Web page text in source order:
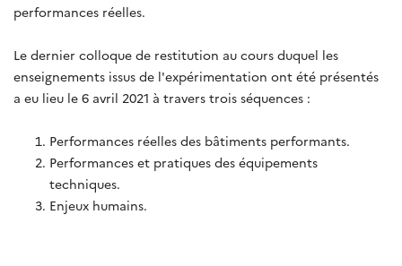
performances réelles.
Le dernier colloque de restitution au cours duquel les
enseignements issus de l'expérimentation ont été présentés
a eu lieu le 6 avril 2021 à travers trois séquences :
Performances réelles des bâtiments performants.
Performances et pratiques des équipements
techniques.
Enjeux humains.